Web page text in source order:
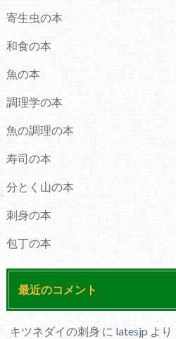
寄生虫の本
和食の本
魚の本
調理学の本
魚の調理の本
寿司の本
分とく山の本
刺身の本
包丁の本
最近のコメント
キツネダイの刺身 に latesjpより